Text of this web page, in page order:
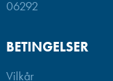
06292
BETINGELSER
Vilkår